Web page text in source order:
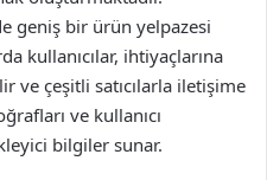
geniş bir ürün yelpazesi
kullanıcılar, ihtiyaçlarına
ve çeşitli satıcılarla iletişime
ve kullanıcı
bilgiler sunar.